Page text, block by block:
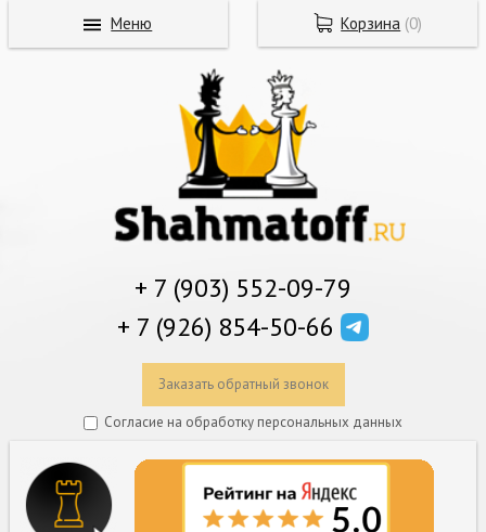
+ 7 (903) 552-09-79
+ 7 (926) 854-50-66
Заказать обратный звонок
Согласие на обработку персональных данных
Корзина (0)
Меню